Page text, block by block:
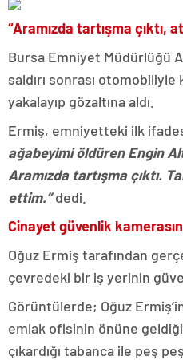
“Aramızda tartışma çıktı,
Bursa Emniyet Müdürlüğü
saldırı sonrası otomobiliyle
yakalayıp gözaltına aldı.
Ermiş, emniyetteki ilk
ağabeyimi öldüren Engin
Aramızda tartışma çıktı.
ettim.”dedi.
Cinayet güvenlik
Oğuz Ermiş tarafından
çevredeki bir iş yerinin
Görüntülerde; Oğuz
emlak ofisinin önüne
çıkardığı tabanca ile peş